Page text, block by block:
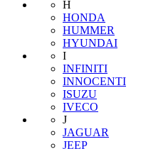
H
HONDA
HUMMER
HYUNDAI
I
INFINITI
INNOCENTI
ISUZU
IVECO
J
JAGUAR
JEEP